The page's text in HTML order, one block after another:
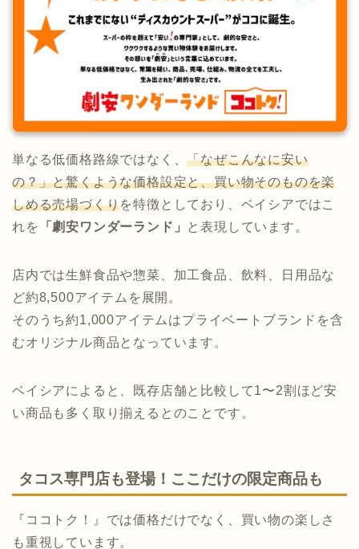
単なる低価格路線ではなく、「なぜこんなに安い
の？」と驚くような価格設定と、買い物そのものを楽
しめる売場づくりを特徴としており、ベイシアではこ
れを
「劇安ワンダーランド」 と表現しています。
店内では生鮮食品や惣菜、加工食品、飲料、日用品な
ど約8,500アイテムを展開。
そのうち約1,000アイテムはプライベートブランドを含
むオリジナル商品となっています。
ベイシアによると、既存店舗と比較して1〜2割ほど安
い商品も多く取り揃えるとのことです。
タコス専門店も登場！ここだけの限定商品も
『ココトク！』では価格だけでなく、買い物の楽しさ
も重視しています。